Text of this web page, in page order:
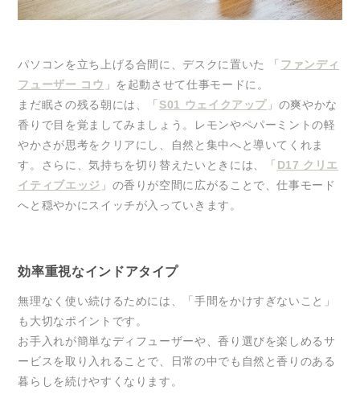
パソコンを立ち上げる合間に、デスクに置いた 「 ファンディ
フューザー コウ 」を起動させて仕事モードに。
まだ眠さの残る朝には、「 S01 ウェイクアップ 」の爽やかな
香りで目を覚ましてみましょう。レモンやペパーミントの軽
やかさが思考をクリアにし、自然と集中へと導いてくれま
す。さらに、気持ちを切り替えたいときには、「 D17 クリエ
イティブエッジ 」の香りが空間に広がることで、仕事モード
へと穏やかにスイッチが入っていきます。
効率重視なインドアタイプ
無理なく使い続けるためには、「手間をかけすぎないこと」
も大切なポイントです。
お手入れが簡単なディフューザーや、香り選びを楽しめるサ
ービスを取り入れることで、日常の中でも自然と香りのある
暮らしを続けやすくなります。